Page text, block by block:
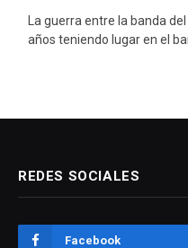
La guerra entre la banda
años teniendo lugar en el
REDES SOCIALES
Facebook